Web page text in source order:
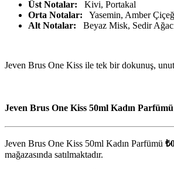
Üst Notalar:
Kivi, Portakal
Orta Notalar:
Yasemin, Amber
Alt Notalar:
Beyaz Misk, Sedir
Jeven Brus One Kiss ile tek bir dokunuş,
Jeven Brus One Kiss 50ml Kadın
Jeven Brus One Kiss 50ml Kadın Parfümü
mağazasında satılmaktadır.